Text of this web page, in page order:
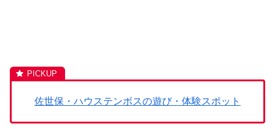
佐世保・ハウステンボスの遊び・体験スポット